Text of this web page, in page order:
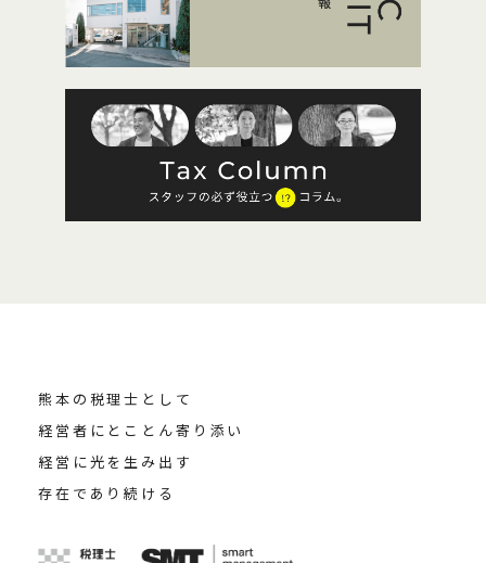
熊本の税理士として
経営者にとことん寄り添い
経営に光を生み出す
存在であり続ける